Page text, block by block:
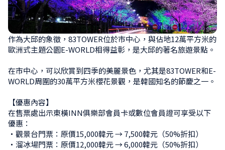
作為大邱的象徵，83TOWER位於市中心，與佔地12萬平方米的
歐洲式主題公園E-WORLD相得益彰，是大邱的著名旅遊景點。
在市中心，可以欣賞到四季的美麗景色，尤其是83TOWER和E-
WORLD周圍的30萬平方米櫻花景觀，是韓國知名的節慶之一。
【優惠內容】
在售票處出示東橫INN俱樂部會員卡或數位會員證可享受以下
優惠：
・觀景台門票：原價15,000韓元 → 7,500韓元（50%折扣）
・溜冰場門票：原價12,000韓元 → 6,000韓元（50%折扣）